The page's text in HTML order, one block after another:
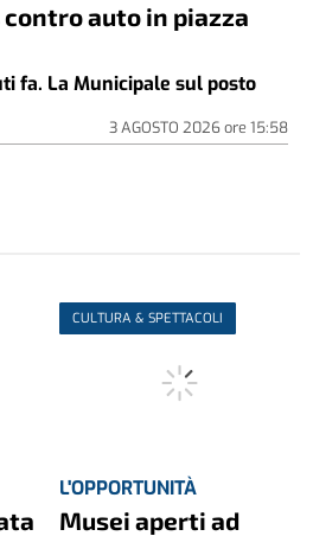
auto in piazza
fa. La Municipale sul posto
3 AGOSTO 2026ore 15:58
CULTURA & SPETTACOLI
L'OPPORTUNITÀ
Musei aperti ad